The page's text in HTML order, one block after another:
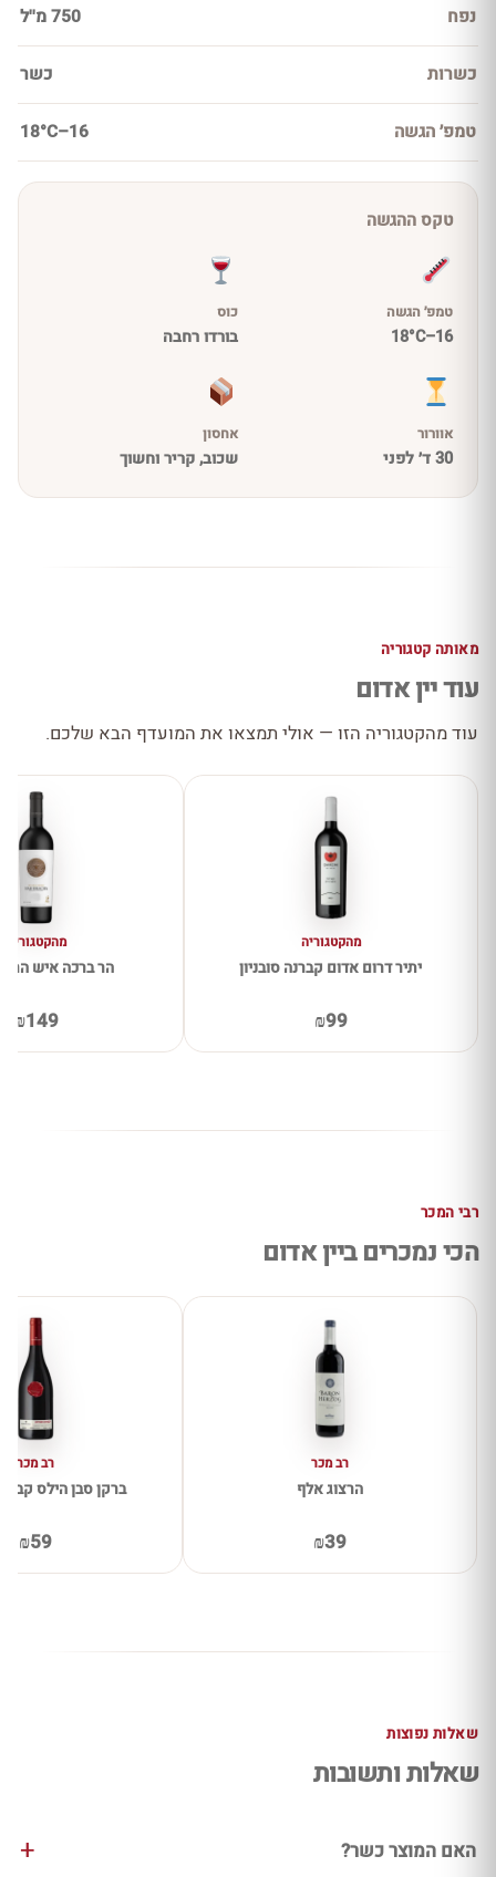
נפח 750 מ''ל
כשרות כשר
טמפ׳ הגשה 16–18°C
טקס ההגשה
טמפ׳ הגשה
16–18°C
כוס
בורדו רחבה
אוורור
30 ד׳ לפני
אחסון
שכוב, קריר וחשוך
מאותה קטגוריה
עוד יין אדום
עוד מהקטגוריה הזו — אולי תמצאו את המועדף הבא שלכם.
מהקטגוריה
יתיר דרום אדום קברנה סובניון
₪99
מהקטגוריה
הר ברכה איש
₪149
רבי המכר
הכי נמכרים ביין אדום
רב מכר
הרצוג אלף
₪39
רב מכר
ברקן סבן הילס
₪59
שאלות נפוצות
שאלות ותשובות
האם המוצר כשר?